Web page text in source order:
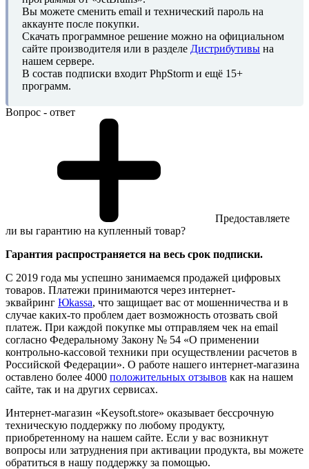
Вы можете сменить email и технический пароль на
аккаунте после покупки.
Скачать программное решение можно на официальном
сайте производителя или в разделе Дистрибутивы на
нашем сервере.
В состав подписки входит PhpStorm и ещё 15+
программ.
Вопрос - ответ
Предоставляете
ли вы гарантию на купленный товар?
Гарантия распространяется на весь срок подписки.
С 2019 года мы успешно занимаемся продажей цифровых
товаров. Платежи принимаются через интернет-
эквайринг Юkassa, что защищает вас от мошенничества и в
случае каких-то проблем дает возможность отозвать свой
платеж. При каждой покупке мы отправляем чек на email
согласно Федеральному Закону № 54 «О применении
контрольно-кассовой техники при осуществлении расчетов в
Российской Федерации». О работе нашего интернет-магазина
оставлено более 4000 положительных отзывов как на нашем
сайте, так и на других сервисах.
Интернет-магазин «Keysoft.store» оказывает бессрочную
техническую поддержку по любому продукту,
приобретенному на нашем сайте. Если у вас возникнут
вопросы или затруднения при активации продукта, вы можете
обратиться в нашу поддержку за помощью.